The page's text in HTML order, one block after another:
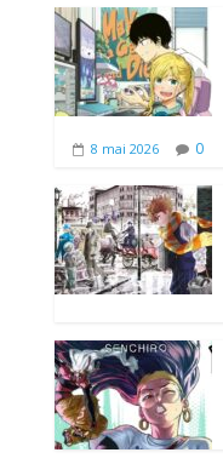
8 mai 2026 0